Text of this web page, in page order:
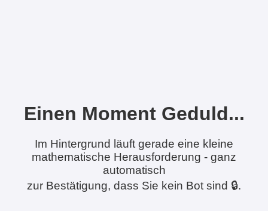
Einen Moment Geduld...
Im Hintergrund läuft gerade eine kleine
mathematische Herausforderung - ganz
automatisch
zur Bestätigung, dass Sie kein Bot sind 🔒.